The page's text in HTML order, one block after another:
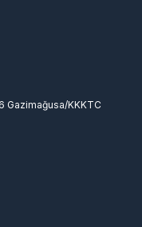
Gazimağusa/KKKTC